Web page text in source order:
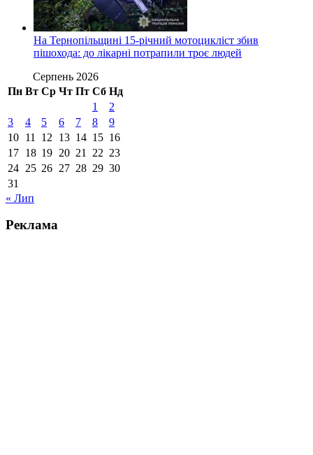
На Тернопільщині 15-річний мотоцикліст збив
пішохода: до лікарні потрапили троє людей
Серпень 2026
Пн Вт Ср Чт Пт Сб Нд
1
2
3
4 5 6 7 8
9
10 11 12 13 14 15 16
17 18 19 20 21 22 23
24 25 26 27 28 29 30
31
« Лип
Реклама